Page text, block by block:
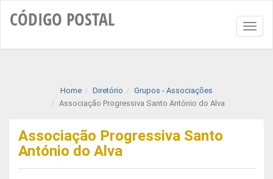
CÓDIGO POSTAL
Home Diretório
Grupos - Associações
Associação Progressiva Santo António do Alva
Associação Progressiva Santo
António do Alva